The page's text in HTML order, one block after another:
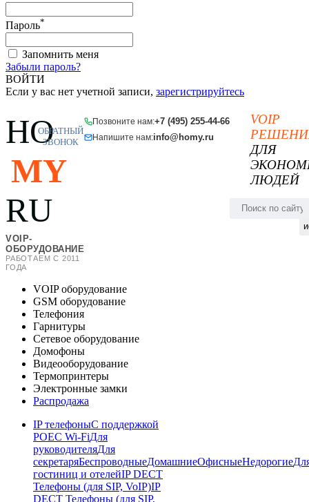
Пароль*
Запомнить меня
Забыли пароль?
ВОЙТИ
Если у вас нет учетной записи, зарегистрируйтесь
HO
MY
RU
VOIP-
ОБОРУДОВАНИЕ
РАБОТАЕМ С 2011
ГОДА
Позвоните нам:+7 (495) 255-44-66
Напишите нам:info@homy.ru
ОБРАТНЫЙ
ЗВОНОК
VOIP
ДЛЯ
ЛЮДЕЙ
VOIP оборудование
GSM оборудование
Телефония
Гарнитуры
Сетевое оборудование
Домофоны
Видеооборудование
Термопринтеры
Электронные замки
Распродажа
IP телефоныС поддержкой
POEC Wi-FiДля
руководителяДля
секретаряБеспроводныеДомашниеОфисныеНедорогие
гостиниц и отелейIP DECT
Телефоны (для SIP, VoIP)IP
DECT Телефоны (для SIP,